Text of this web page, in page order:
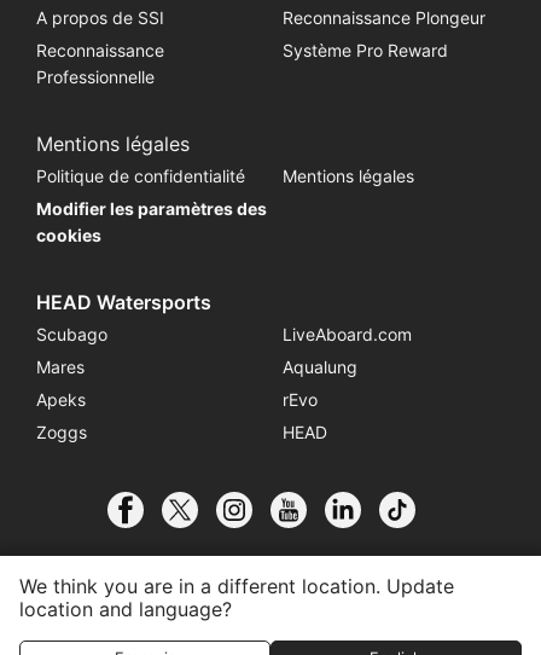
A propos de SSI
Reconnaissance Plongeur
Reconnaissance
Professionnelle
Système Pro Reward
Mentions légales
Politique de confidentialité
Mentions légales
Modifier les paramètres des
cookies
HEAD Watersports
Scubago
LiveAboard.com
Mares
Aqualung
Apeks
rEvo
Zoggs
HEAD
We think you are in a different location. Update
location and language?